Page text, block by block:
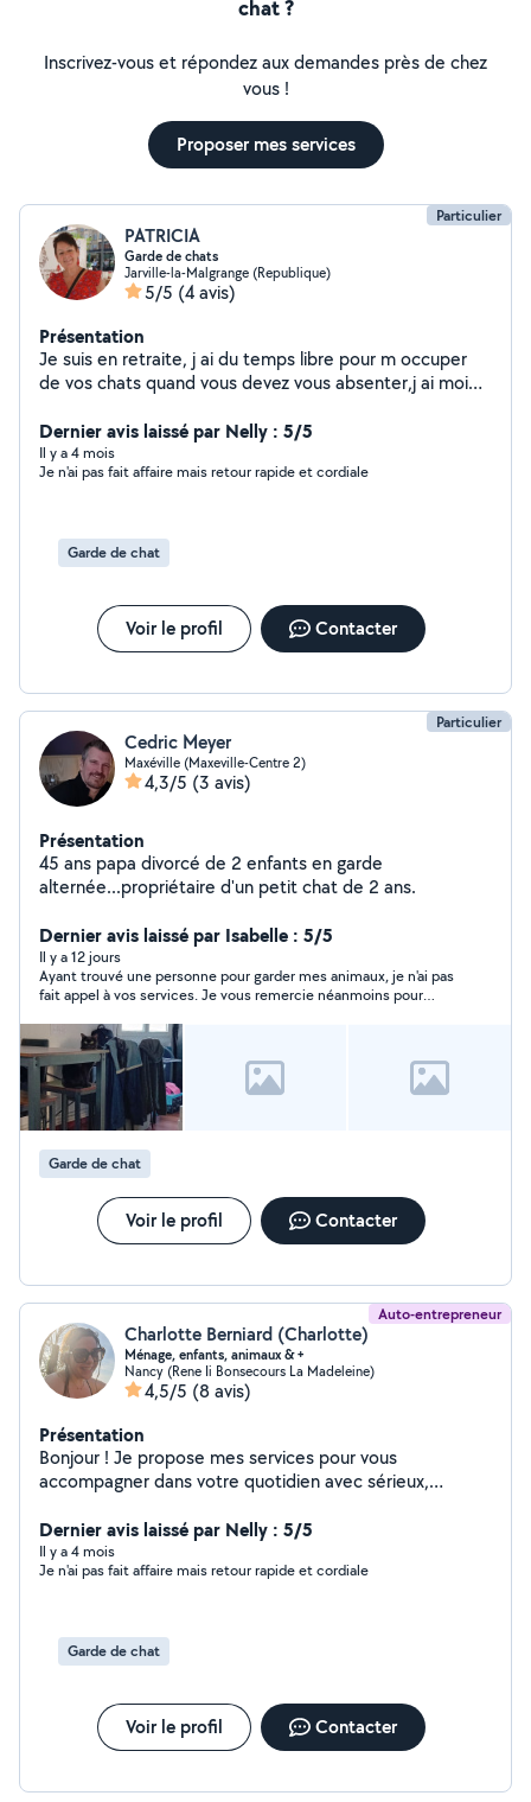
chat ?
Inscrivez-vous et répondez aux demandes près de chez
vous !
Proposer mes services
Particulier
PATRICIA
Garde de chats
Jarville-la-Malgrange (Republique)
5/5 (4 avis)
Présentation
Je suis en retraite, j ai du temps libre pour m occuper
de vos chats quand vous devez vous absenter,j ai moi
Dernier avis laissé par Nelly : 5/5
Il y a 4 mois
Je n'ai pas fait affaire mais retour rapide et cordiale
Garde de chat
Voir le profil Contacter
Particulier
Cedric Meyer
Maxéville (Maxeville-Centre 2)
4,3/5 (3 avis)
Présentation
45 ans papa divorcé de 2 enfants en garde
alternée...propriétaire d'un petit chat de 2 ans.
Dernier avis laissé par Isabelle : 5/5
Il y a 12 jours
Ayant trouvé une personne pour garder mes animaux, je n'ai pas
fait appel à vos services. Je vous remercie néanmoins pour
Garde de chat
Voir le profil Contacter
Auto-entrepreneur
Charlotte Berniard (Charlotte)
Ménage, enfants, animaux & +
Nancy (Rene Ii Bonsecours La Madeleine)
4,5/5 (8 avis)
Présentation
Bonjour ! Je propose mes services pour vous
accompagner dans votre quotidien avec sérieux,
particuliers ou entreprises *Garde d'enfants (expérience
de maman) *Garde d'animaux (visite, promenade, soins)
*Aide à domicile et aux courses *Soutien ponctuel ou
contraintes Fiable, discrète, organisée et à l'écoute
N'hésitez pas à me contacter pour en discuter ou pour
Dernier avis laissé par Nelly : 5/5
Il y a 4 mois
Je n'ai pas fait affaire mais retour rapide et cordiale
Garde de chat
Voir le profil Contacter